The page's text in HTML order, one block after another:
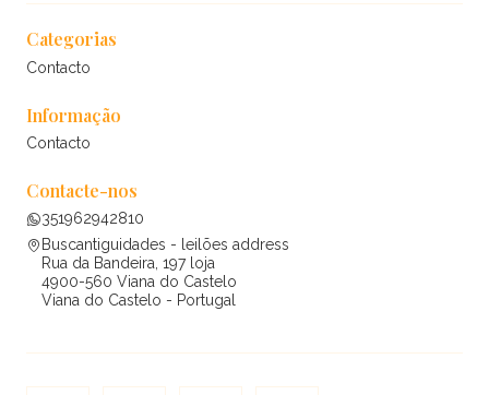
Categorias
Contacto
Informação
Contacto
Contacte-nos
351962942810
Buscantiguidades - leilões address
Rua da Bandeira, 197 loja
4900-560 Viana do Castelo
Viana do Castelo - Portugal